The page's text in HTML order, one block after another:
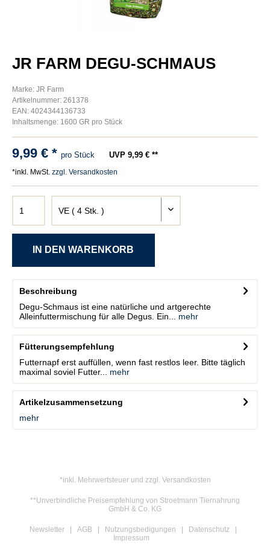
JR FARM DEGU-SCHMAUS
Marke: JR Farm
Artikelnummer: 261378
EAN: 4024344136733
Inhaltsmenge: 1600 GR pro Stück
9,99 € * pro Stück UVP 9,99 € **
*inkl. MwSt. zzgl. Versandkosten
Beschreibung
Degu-Schmaus ist eine natürliche und artgerechte
Alleinfuttermischung für alle Degus. Ein...
mehr
Fütterungsempfehlung
Futternapf erst auffüllen, wenn fast restlos leer. Bitte täglich
maximal soviel Futter...
mehr
Artikelzusammensetzung
mehr
*inkl. Mehrwertsteuer und zzgl. Versandkosten
**Unverbindliche Preisempfehlung von Stroetmann Tiernahrung
GmbH & Co. KG
Newsletter AGB Nutzungsbedigungen
Datenschutz
Impressum